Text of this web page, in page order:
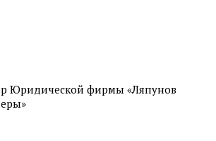
Юридической фирмы «Ляпунов